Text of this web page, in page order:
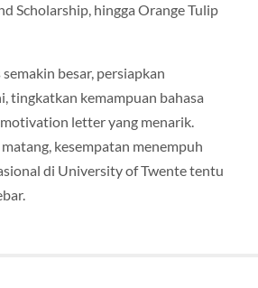
Scholarship, hingga Orange Tulip
besar, persiapkan
tingkatkan kemampuan bahasa
letter yang menarik.
kesempatan menempuh
di University of Twente tentu